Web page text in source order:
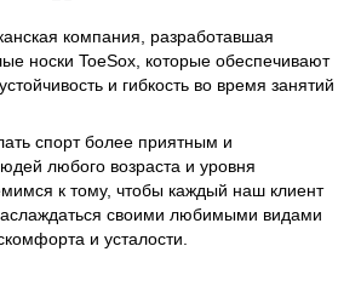
компания, разработавшая
носки ToeSox, которые обеспечивают
и гибкость во время занятий
спорт более приятным и
любого возраста и уровня
к тому, чтобы каждый наш клиент
своими любимыми видами
и усталости.